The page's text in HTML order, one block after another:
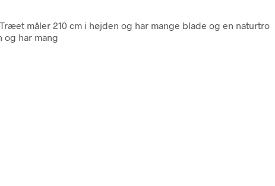
måler 210 cm i højden og har mange blade og en naturtro
og har mang